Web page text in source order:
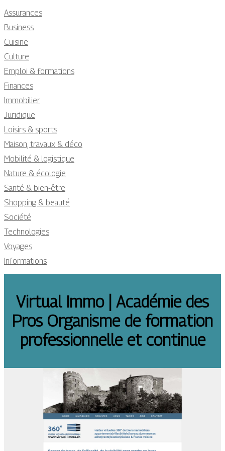
Assurances
Business
Cuisine
Culture
Emploi & formations
Finances
Immobilier
Juridique
Loisirs & sports
Maison, travaux & déco
Mobilité & logistique
Nature & écologie
Santé & bien-être
Shopping & beauté
Société
Technologies
Voyages
Informations
Virtual Immo | Académie des
Pros Organisme de formation
profes­sionnel­le et continue